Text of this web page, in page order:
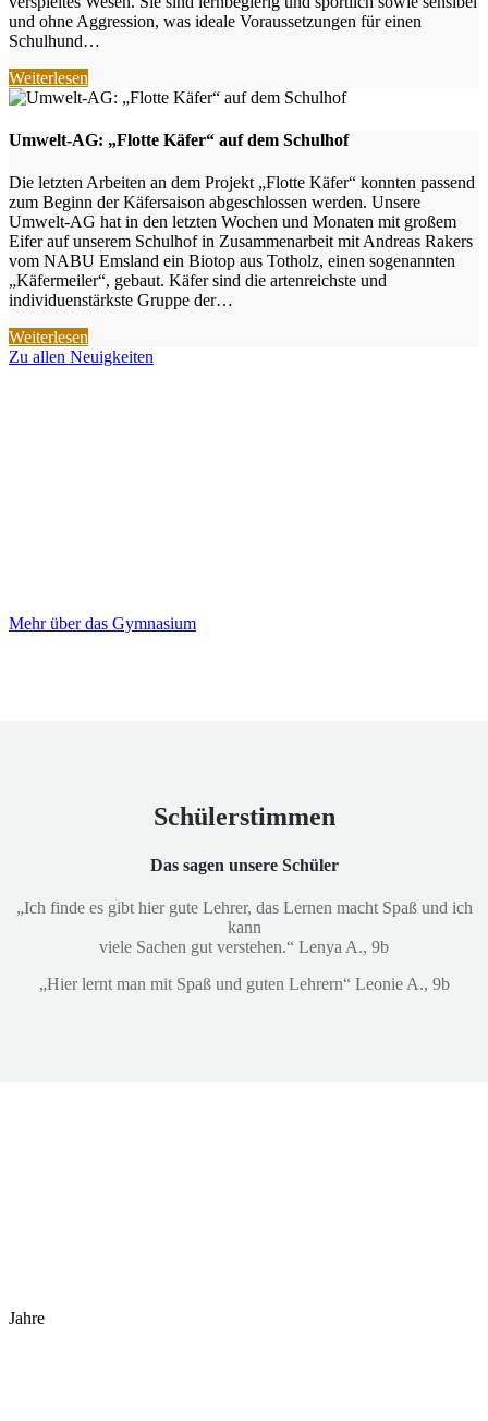
und ohne Aggression, was ideale Voraussetzungen für einen
Schulhund…
Weiterlesen
Umwelt-AG: „Flotte Käfer“ auf dem Schulhof
Die letzten Arbeiten an dem Projekt „Flotte Käfer“ konnten passend
zum Beginn der Käfersaison abgeschlossen werden. Unsere
Umwelt-AG hat in den letzten Wochen und Monaten mit großem
Eifer auf unserem Schulhof in Zusammenarbeit mit Andreas Rakers
vom NABU Emsland ein Biotop aus Totholz, einen sogenannten
„Käfermeiler“, gebaut. Käfer sind die artenreichste und
individuenstärkste Gruppe der…
Weiterlesen
Zu allen Neuigkeiten
Mehr über das Gymnasium
Schülerstimmen
Das sagen unsere Schüler
„Ich finde es gibt hier gute Lehrer, das Lernen macht Spaß und ich
kann
viele Sachen gut verstehen.“ Lenya A., 9b
„Hier lernt man mit Spaß und guten Lehrern“ Leonie A., 9b
Jahre